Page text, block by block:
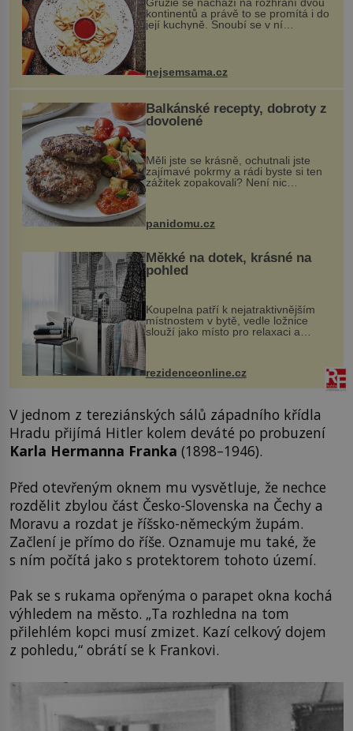
Gruzie se nachází na rozhraní dvou
kontinentů a právě to se promítá i do
její kuchyně. Snoubí se v ní
evropské a asijské chutě a díky tomu
vznikají rozmanité a chuťově bohaté
pokrmy, které rozhodně st...
nejsemsama.cz
Balkánské recepty, dobroty z
dovolené
Měli jste se krásně, ochutnali jste
zajímavé pokrmy a rádi byste si ten
zážitek zopakovali? Není nic
snazšího. Pljeskavica (10 porcí)
Možná jste ji ochutnali na dovolené v
panidomu.cz
Měkké na dotek, krásné na
pohled
Koupelna patří k nejatraktivnějším
místnostem v bytě, vedle ložnice
slouží jako místo pro relaxaci a
odpočinek. Koupelnový textil –
ručníky, osušky a koberečky –
mohou jako mávnutím kouzelného
proutku...
rezidenceonline.cz
V jednom z tereziánských sálů západního křídla
Hradu přijímá Hitler kolem deváté po probuzení
Karla Hermanna Franka (1898–1946).
Před otevřeným oknem mu vysvětluje, že nechce
rozdělit zbylou část Česko-Slovenska na Čechy a
Moravu a rozdat je říšsko-německým župám.
Začlení je přímo do říše. Oznamuje mu také, že
s ním počítá jako s protektorem tohoto území.
Pak se s rukama opřenýma o parapet okna kochá
výhledem na město. „Ta rozhledna na tom
přilehlém kopci musí zmizet. Kazí celkový dojem
z pohledu,“ obrátí se k Frankovi.